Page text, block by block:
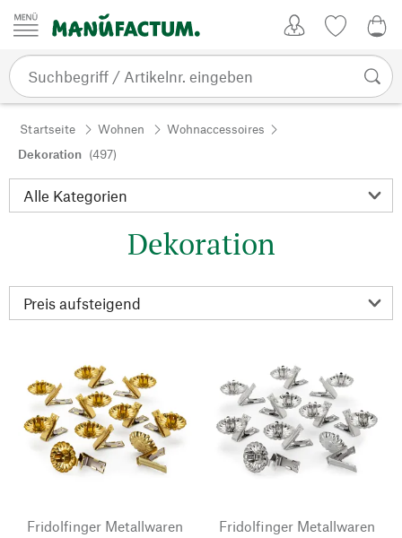
Zum Inhalt springen
Startseite Wohnen
Wohnaccessoires
Dekoration (497)
Dekoration
Fridolfinger Metallwaren
Fridolfinger Metallwaren